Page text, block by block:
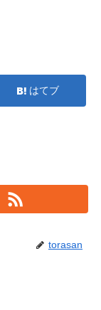
はてブ
torasan